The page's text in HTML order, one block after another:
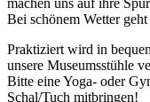
machen uns auf ihre
Bei schönem Wetter
Praktiziert wird in
unsere Museumsstühle
Bitte eine Yoga- oder
Schal/Tuch mitbringen!